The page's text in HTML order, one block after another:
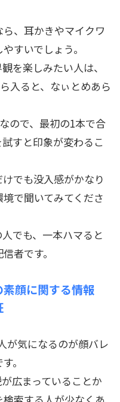
、耳かきやマイクワ
すいでしょう。
を楽しみたい人は、
入ると、なぃとめあら
ので、最初の1本で合
すと印象が変わるこ
でも没入感がかなり
で聞いてみてくださ
でも、一本ハマると
者です。
顔に関する情報
が気になるのが顔バレ
。
広まっていることか